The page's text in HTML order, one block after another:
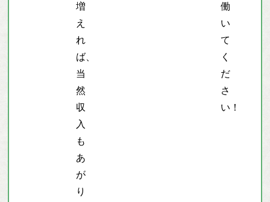
増
え
れ
ば、
当
然
収
入
も
あ
が
り
働
い
て
く
だ
さ
い！